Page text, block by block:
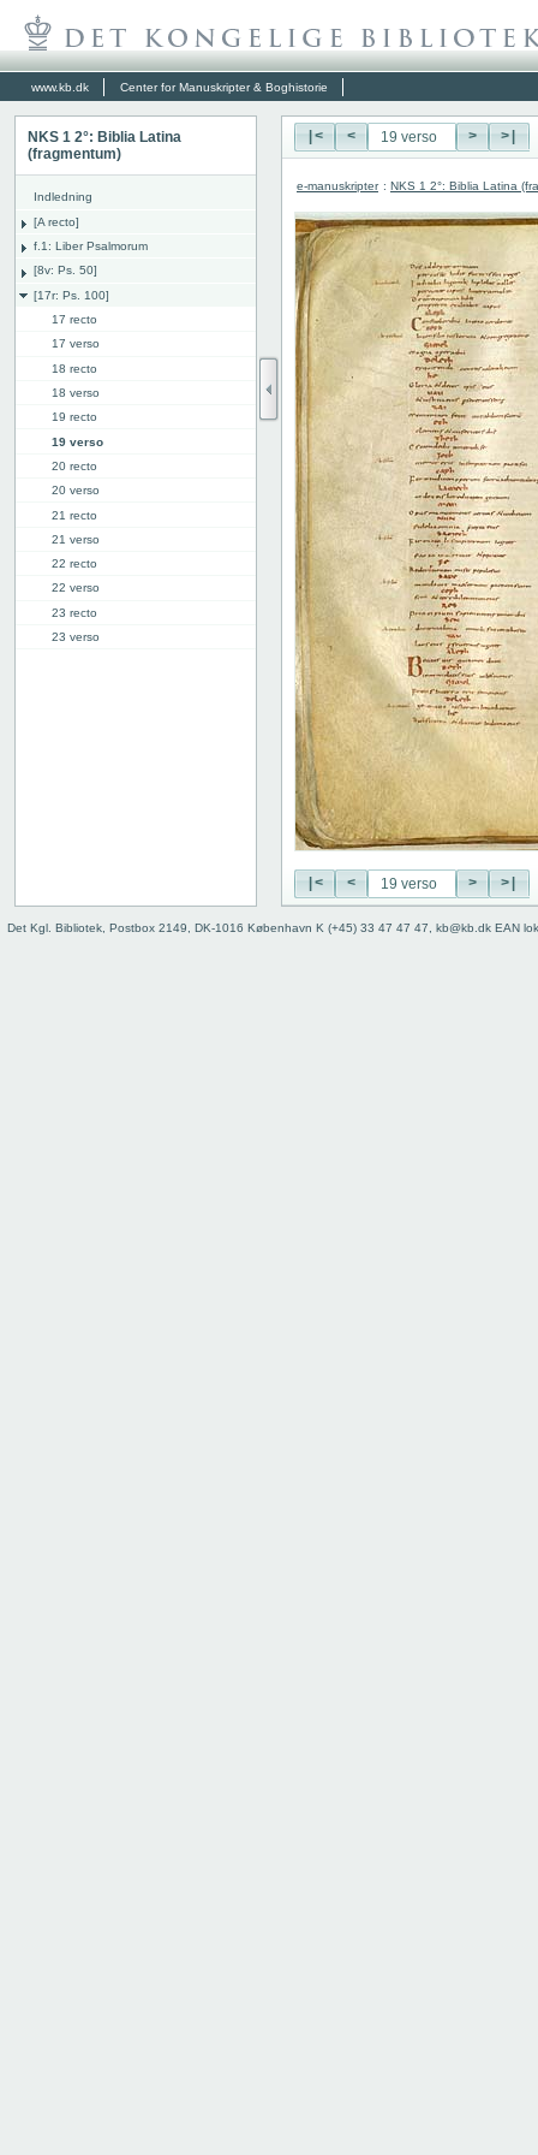
www.kb.dk Center for Manuskripter & Boghistorie
NKS 1 2°: Biblia Latina
(fragmentum)
Indledning
[A recto]
f.1: Liber Psalmorum
[8v: Ps. 50]
[17r: Ps. 100]
17 recto
17 verso
18 recto
18 verso
19 recto
19 verso
20 recto
20 verso
21 recto
21 verso
22 recto
22 verso
23 recto
23 verso
|< < > >|
e-manuskripter : NKS 1 2°: Biblia Latina
|< < > >|
Det Kgl. Bibliotek, Postbox 2149, DK-1016 København K (+45) 33 47 47 47, kb@kb.dk EAN